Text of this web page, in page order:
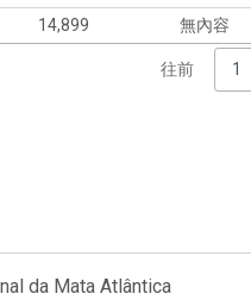
14,899 無內容
往前 1
da Mata Atlântica